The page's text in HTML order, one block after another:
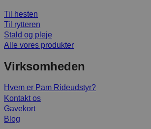
Til hesten
Til rytteren
Stald og pleje
Alle vores produkter
Virksomheden
Hvem er Pam Rideudstyr?
Kontakt os
Gavekort
Blog